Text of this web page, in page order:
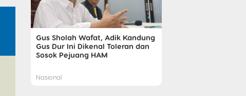
Gus Sholah Wafat, Adik Kandung
Gus Dur Ini Dikenal Toleran dan
Sosok Pejuang HAM
Nasional